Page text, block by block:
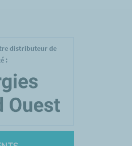
distributeur de
: